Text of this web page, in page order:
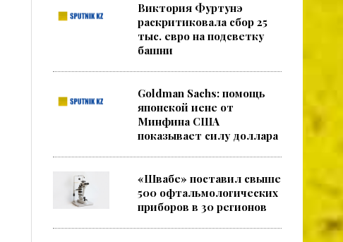
Виктория Фуртунэ
раскритиковала сбор 25
тыс. евро на подсветку
башни
Goldman Sachs: помощь
японской иене от
Минфина США
показывает силу доллара
«Швабе» поставил свыше
500 офтальмологических
приборов в 30 регионов